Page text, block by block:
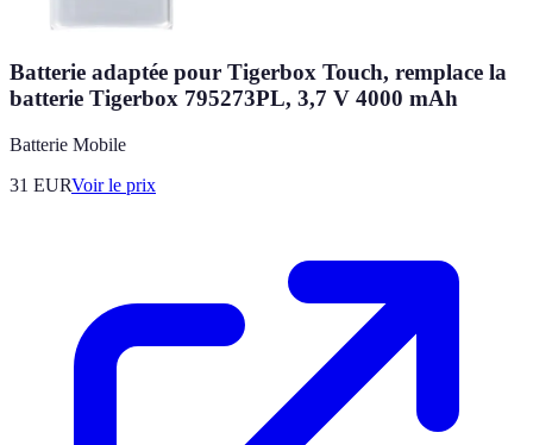
Batterie adaptée pour Tigerbox Touch, remplace la
batterie Tigerbox 795273PL, 3,7 V 4000 mAh
Batterie Mobile
31 EURVoir le prix